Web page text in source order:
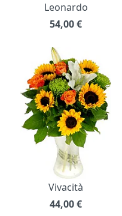
Leonardo
54,00€
Vivacità
44,00€